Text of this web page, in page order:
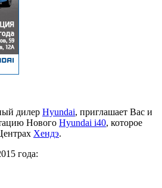
дилер Hyundai, приглашает Вас и
Нового Hyundai i40, которое
Хендэ.
года: